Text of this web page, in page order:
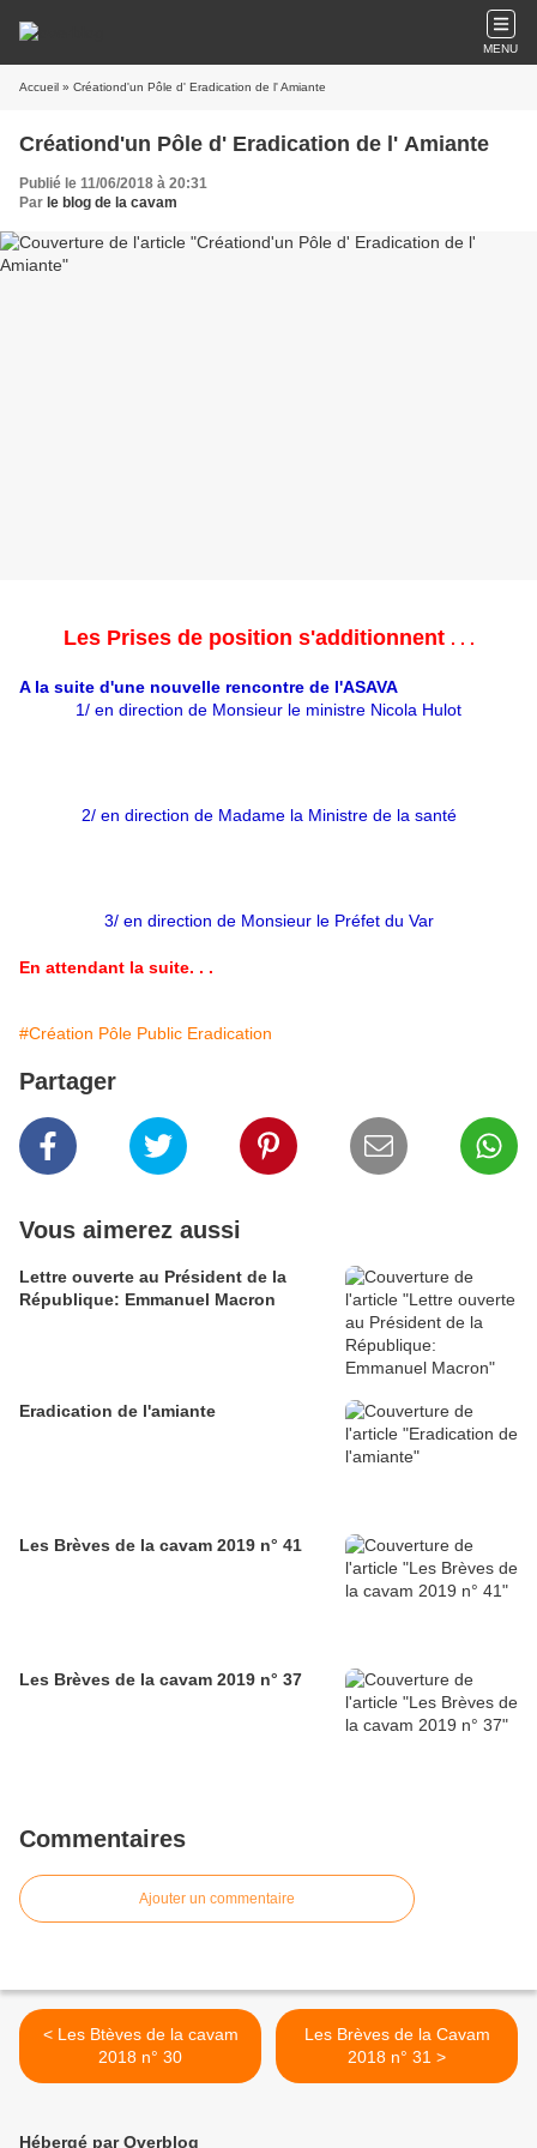
MENU
Accueil » Créationd'un Pôle d' Eradication de l' Amiante
Créationd'un Pôle d' Eradication de l' Amiante
Publié le 11/06/2018 à 20:31
Par le blog de la cavam
Les Prises de position s'additionnent . . .
A la suite d'une nouvelle rencontre de l'ASAVA
1/ en direction de Monsieur le ministre Nicola Hulot
2/ en direction de Madame la Ministre de la santé
3/ en direction de Monsieur le Préfet du Var
En attendant la suite. . .
#Création Pôle Public Eradication
Partager
Vous aimerez aussi
Lettre ouverte au Président de la
République: Emmanuel Macron
Eradication de l'amiante
Les Brèves de la cavam 2019 n° 41
Les Brèves de la cavam 2019 n° 37
Commentaires
Ajouter un commentaire
< Les Btèves de la cavam
2018 n° 30
Les Brèves de la Cavam
2018 n° 31 >
Hébergé par Overblog